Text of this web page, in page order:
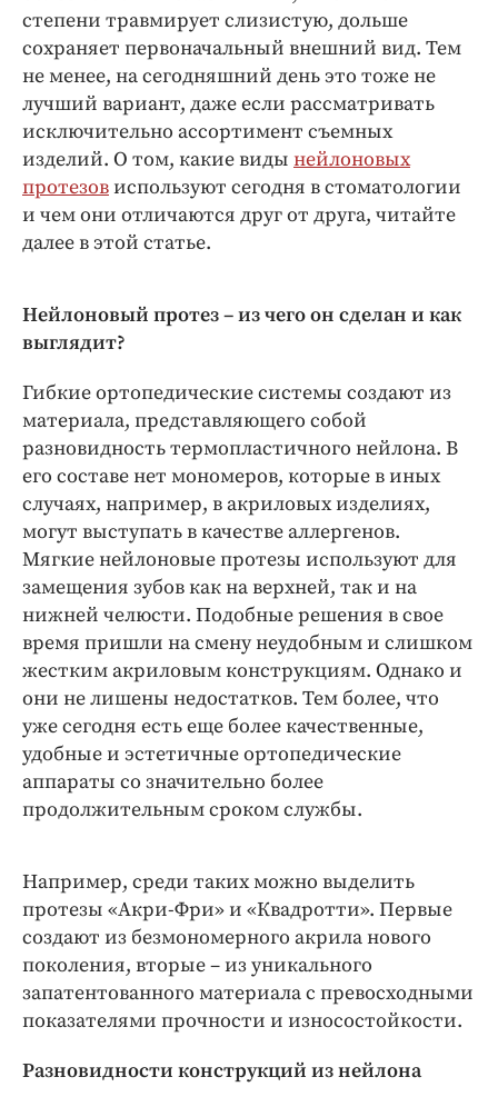
Медиаперсона
Интересное чтиво
Клиника года
Бренд года
Работодатель года
степени травмирует слизистую, дольше
сохраняет первоначальный внешний вид. Тем
не менее, на сегодняшний день это тоже не
лучший вариант, даже если рассматривать
исключительно ассортимент съемных
изделий. О том, какие виды нейлоновых
протезовиспользуют сегодня в стоматологии
и чем они отличаются друг от друга, читайте
далее в этой статье.
Нейлоновый протез – из чего он сделан и как
выглядит?
Гибкие ортопедические системы создают из
материала, представляющего собой
разновидность термопластичного нейлона. В
его составе нет мономеров, которые в иных
случаях, например, в акриловых изделиях,
могут выступать в качестве аллергенов.
Мягкие нейлоновые протезы используют для
замещения зубов как на верхней, так и на
нижней челюсти. Подобные решения в свое
время пришли на смену неудобным и слишком
жестким акриловым конструкциям. Однако и
они не лишены недостатков. Тем более, что
уже сегодня есть еще более качественные,
удобные и эстетичные ортопедические
аппараты со значительно более
продолжительным сроком службы.
Например, среди таких можно выделить
протезы «Акри-Фри» и «Квадротти». Первые
создают из безмономерного акрила нового
поколения, вторые – из уникального
запатентованного материала с превосходными
показателями прочности и износостойкости.
Разновидности конструкций из нейлона